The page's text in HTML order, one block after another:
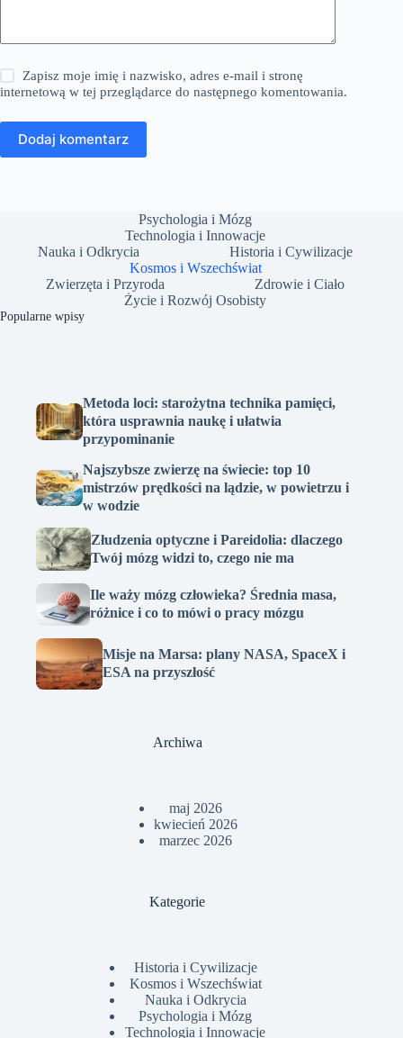
Zapisz moje imię i nazwisko, adres e-mail i stronę
internetową w tej przeglądarce do następnego komentowania.
Dodaj komentarz
Psychologia i Mózg
Technologia i Innowacje
Nauka i Odkrycia
Historia i Cywilizacje
Kosmos i Wszechświat
Zwierzęta i Przyroda
Zdrowie i Ciało
Życie i Rozwój Osobisty
Popularne wpisy
Metoda loci: starożytna technika pamięci,
która usprawnia naukę i ułatwia
przypominanie
Najszybsze zwierzę na świecie: top 10
mistrzów prędkości na lądzie, w powietrzu i
w wodzie
Złudzenia optyczne i Pareidolia: dlaczego
Twój mózg widzi to, czego nie ma
Ile waży mózg człowieka? Średnia masa,
różnice i co to mówi o pracy mózgu
Misje na Marsa: plany NASA, SpaceX i
ESA na przyszłość
Archiwa
maj 2026
kwiecień 2026
marzec 2026
Kategorie
Historia i Cywilizacje
Kosmos i Wszechświat
Nauka i Odkrycia
Psychologia i Mózg
Technologia i Innowacje